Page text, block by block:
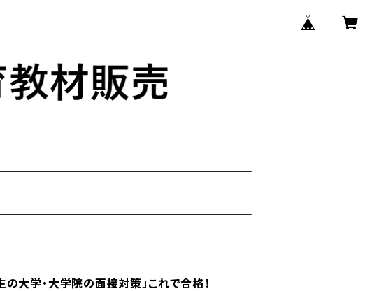
の大学・大学院の面接対策」これで合格！